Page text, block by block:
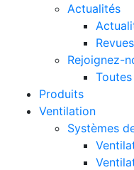
Actualités
Rejoignez-
Produits
Ventilation
Systèmes